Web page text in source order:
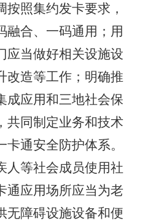
按照集约发卡要求，
融合、一码通用；用
应当做好相关设施设
改造等工作；明确推
成应用和三地社会保
共同制定业务和技术
通安全防护体系。
人等社会成员使用社
通应用场所应当为老
无障碍设施设备和便